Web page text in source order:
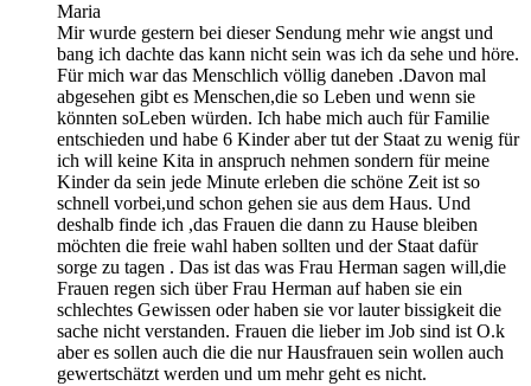
Maria
Mir wurde gestern bei dieser Sendung mehr wie angst und
bang ich dachte das kann nicht sein was ich da sehe und höre.
Für mich war das Menschlich völlig daneben .Davon mal
abgesehen gibt es Menschen,die so Leben und wenn sie
könnten soLeben würden. Ich habe mich auch für Familie
entschieden und habe 6 Kinder aber tut der Staat zu wenig für
ich will keine Kita in anspruch nehmen sondern für meine
Kinder da sein jede Minute erleben die schöne Zeit ist so
schnell vorbei,und schon gehen sie aus dem Haus. Und
deshalb finde ich ,das Frauen die dann zu Hause bleiben
möchten die freie wahl haben sollten und der Staat dafür
sorge zu tagen . Das ist das was Frau Herman sagen will,die
Frauen regen sich über Frau Herman auf haben sie ein
schlechtes Gewissen oder haben sie vor lauter bissigkeit die
sache nicht verstanden. Frauen die lieber im Job sind ist O.k
aber es sollen auch die die nur Hausfrauen sein wollen auch
gewertschätzt werden und um mehr geht es nicht.